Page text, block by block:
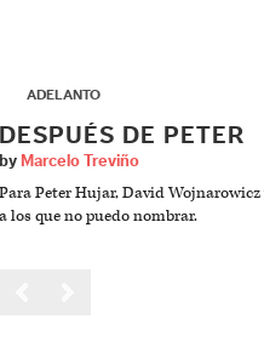
ADELANTO
DESPUÉS DE PETER
by Marcelo Treviño
Para Peter Hujar, David Wojnarowicz
a los que no puedo nombrar.